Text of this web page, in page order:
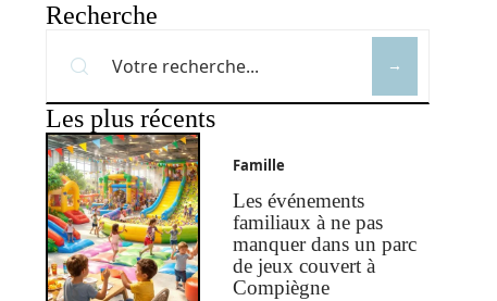
Recherche
Les plus récents
Famille
Les événements
familiaux à ne pas
manquer dans un parc
de jeux couvert à
Compiègne